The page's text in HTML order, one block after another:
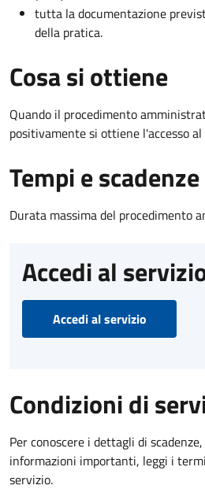
tutta la documentazione
della pratica.
Cosa si ottiene
Quando il procedimento
positivamente si ottiene l'accesso
Tempi e scadenze
Durata massima del procedimento
Accedi al
Accedi al servizio
Condizioni di
Per conoscere i dettagli di
informazioni importanti, leggi i
servizio.